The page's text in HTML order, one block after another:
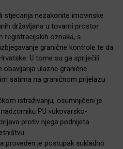
stjecanja nezakonite imovinske
državljana u tovarni prostor
registracijskih oznaka, s
granične kontrole te da
U tome su ga spriječili
obavljanja ulazne granične
satima na graničnom prijelazu
istraživanju, osumnjičeni je
PU vukovarsko-
protiv njega podnijeta
proveden je postupak sukladno